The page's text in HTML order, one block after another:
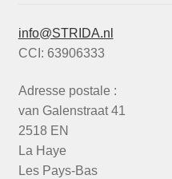
info@STRIDA.nl
CCI: 63906333
Adresse postale :
van Galenstraat 41
2518 EN
La Haye
Les Pays-Bas